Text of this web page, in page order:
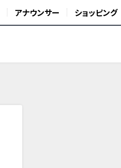
アナウンサー ショッピング